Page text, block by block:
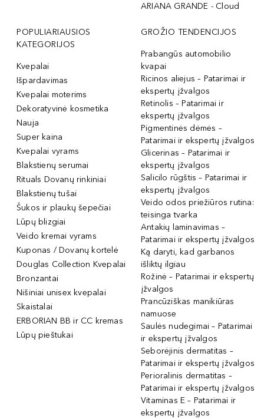
ARIANA GRANDE - Cloud
POPULIARIAUSIOS
KATEGORIJOS
Kvepalai
Išpardavimas
Kvepalai moterims
Dekoratyvinė kosmetika
Nauja
Super kaina
Kvepalai vyrams
Blakstienų serumai
Rituals Dovanų rinkiniai
Blakstienų tušai
Šukos ir plaukų šepečiai
Lūpų blizgiai
Veido kremai vyrams
Kuponas / Dovanų kortelė
Douglas Collection Kvepalai
Bronzantai
Nišiniai unisex kvepalai
Skaistalai
ERBORIAN BB ir CC kremas
Lūpų pieštukai
GROŽIO TENDENCIJOS
Prabangūs automobilio
kvapai
Ricinos aliejus – Patarimai ir
ekspertų įžvalgos
Retinolis – Patarimai ir
ekspertų įžvalgos
Pigmentinės dėmės –
Patarimai ir ekspertų įžvalgos
Glicerinas – Patarimai ir
ekspertų įžvalgos
Salicilo rūgštis – Patarimai ir
ekspertų įžvalgos
Veido odos priežiūros rutina:
teisinga tvarka
Antakių laminavimas –
Patarimai ir ekspertų įžvalgos
Ką daryti, kad garbanos
išliktų ilgiau
Rožinė – Patarimai ir ekspertų
įžvalgos
Prancūziškas manikiūras
namuose
Saulės nudegimai – Patarimai
ir ekspertų įžvalgos
Seborėjinis dermatitas –
Patarimai ir ekspertų įžvalgos
Perioralinis dermatitas –
Patarimai ir ekspertų įžvalgos
Vitaminas E – Patarimai ir
ekspertų įžvalgos